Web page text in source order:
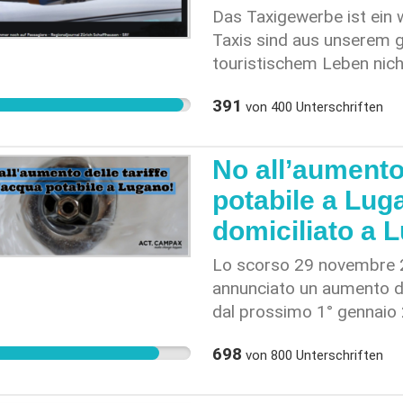
Zertifizierungslevel von
gut ist. Jedoch ist dies
nicht verbindlich. Wir
sich viele Menschen
wünschen. Wir
Infrastrukturen: Das
Ingenieure sowie
davon haben ihre
Hochschule Luzern –
möchten, dass
HSLU und PHLU auch
genannten Qualitäten
Das Taxigewerbe ist ein
Taxis sind aus unserem
touristischem Leben
391 von 400 Unterschriften
No
potabile a
domiciliato a
Lo scorso 29 novembre
annunciato un aumento
dal prossimo 1° gennaio
cittadine di Lugano
698 von 800 Unterschriften